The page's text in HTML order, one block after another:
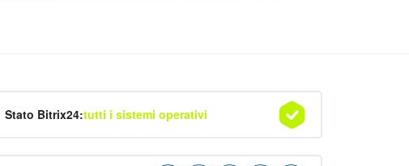
Stato Bitrix24:tutti i sistemi operativi